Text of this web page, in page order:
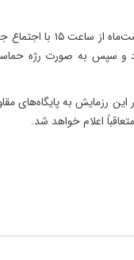
وی افزود: این مراسم در روز
و سپس به صورت رژه
رزمایش به پایگاه‌های
اعلام خواهد شد.